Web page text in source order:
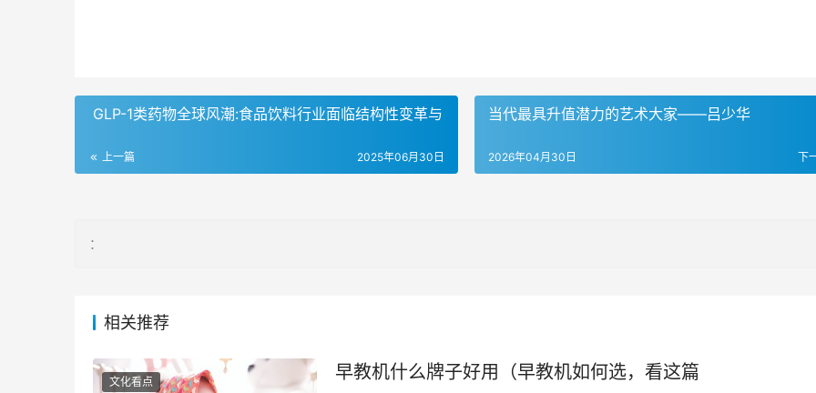
​ GLP-1类药物全球风潮:食品饮料行业面临结构性变革与
上一篇 2025年06月30日
当代最具升值潜力的艺术大家——吕少华
下
2026年04月30日
：
相关推荐
文化看点 早教机什么牌子好用（早教机如何选，看这篇